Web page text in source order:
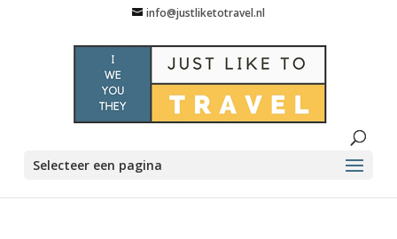
info@justliketotravel.nl
Selecteer een pagina